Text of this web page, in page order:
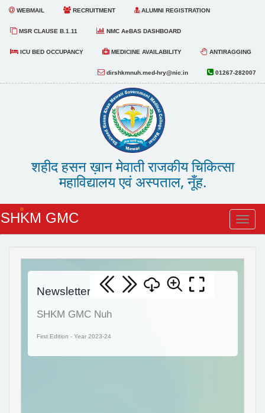
WEBMAIL RECRUITMENT ALUMNI REGISTRATION
MSR CLAUSE B.1.11 NMC AeBAS DASHBOARD
ICU BED OCCUPANCY MEDICINE AVAILABILITY ANTIRAGGING
01267-282007
dirshkmnuh.med-hry@nic.in
शहीद हसन ख़ान मेवाती राजकीय चिकित्सा
महाविद्यालय एवं अस्पताल, नूँह.
SHKM GMC